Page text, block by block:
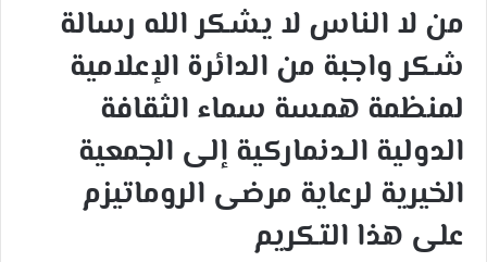
من لا الناس لا يشكر الله رسالة
شكر واجبة من الدائرة الإعلامية
لمنظمة همسة سماء الثقافة
الدولية الـدنماركية إلى الجمعية
الخيرية لرعاية مرضى الروماتيزم
على هذا التكريم